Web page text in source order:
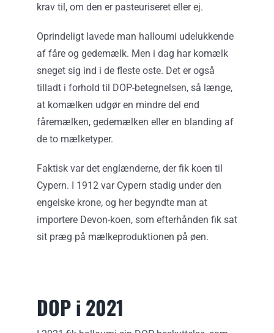
krav til, om den er pasteuriseret eller ej.
Oprindeligt lavede man halloumi udelukkende
af fåre og gedemælk. Men i dag har komælk
sneget sig ind i de fleste oste. Det er også
tilladt i forhold til DOP-betegnelsen, så længe,
at komælken udgør en mindre del end
fåremælken, gedemælken eller en blanding af
de to mælketyper.
Faktisk var det englænderne, der fik koen til
Cypern. I 1912 var Cypern stadig under den
engelske krone, og her begyndte man at
importere Devon-koen, som efterhånden fik sat
sit præg på mælkeproduktionen på øen.
DOP i 2021